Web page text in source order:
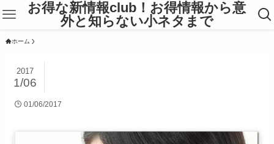
お得な新情報club！お得情報から意
外と知らない小ネタまで
ホーム
2017
1/06
01/06/2017